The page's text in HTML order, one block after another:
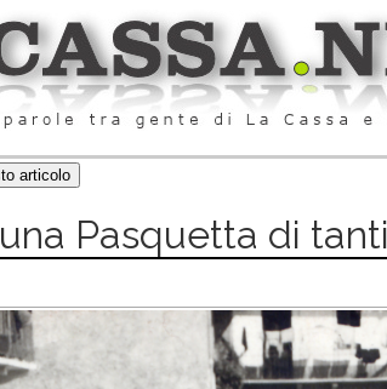
una Pasquetta di